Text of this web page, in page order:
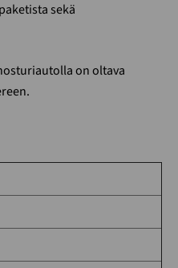
sekä
on oltava